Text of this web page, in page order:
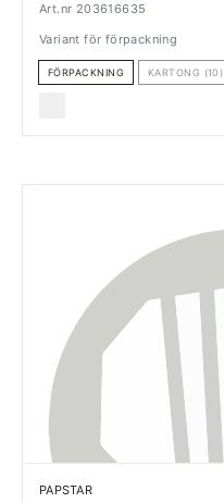
Art.nr 203616635
Variant för förpackning
FÖRPACKNING KARTONG (10)
PAPSTAR